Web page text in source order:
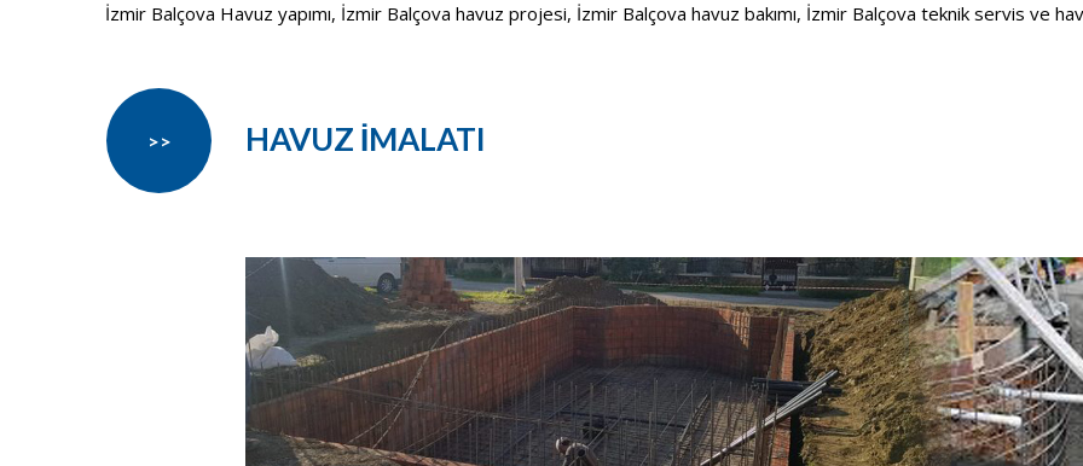
İzmir Balçova Havuz yapımı, İzmir Balçova havuz projesi, İzmir Balçova havuz bakımı, İzmir Balçova teknik servis ve
HAVUZ İMALATI
>>